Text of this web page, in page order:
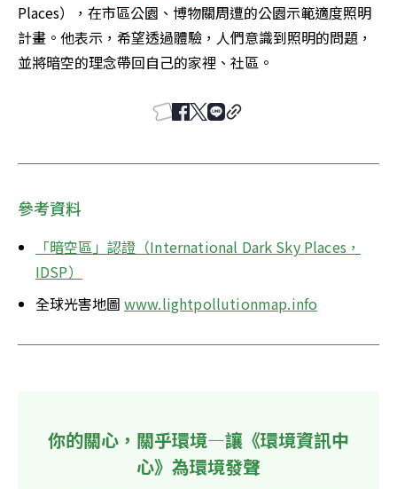
Places），在市區公園、博物關周遭的公園示範適度照明
計畫。他表示，希望透過體驗，人們意識到照明的問題，
並將暗空的理念帶回自己的家裡、社區。
參考資料
「暗空區」認證（International Dark Sky Places，
IDSP）
全球光害地圖 www.lightpollutionmap.info
你的關心，關乎環境—讓《環境資訊中
心》為環境發聲